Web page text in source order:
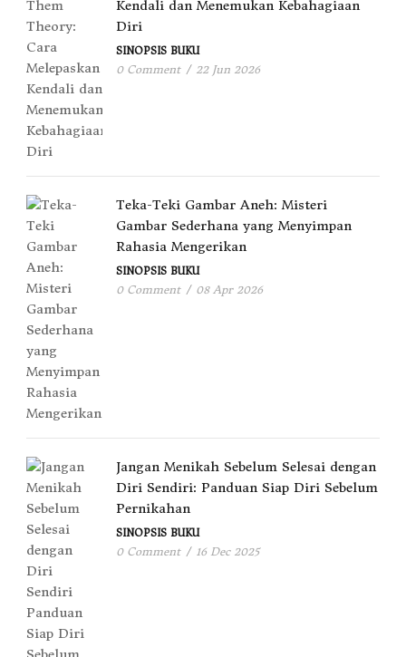
Kendali dan Menemukan Kebahagiaan
Diri
SINOPSIS BUKU
0 Comment / 22 Jun 2026
Teka-Teki Gambar Aneh: Misteri
Gambar Sederhana yang Menyimpan
Rahasia Mengerikan
SINOPSIS BUKU
0 Comment / 08 Apr 2026
Jangan Menikah Sebelum Selesai dengan
Diri Sendiri: Panduan Siap Diri Sebelum
Pernikahan
SINOPSIS BUKU
0 Comment / 16 Dec 2025